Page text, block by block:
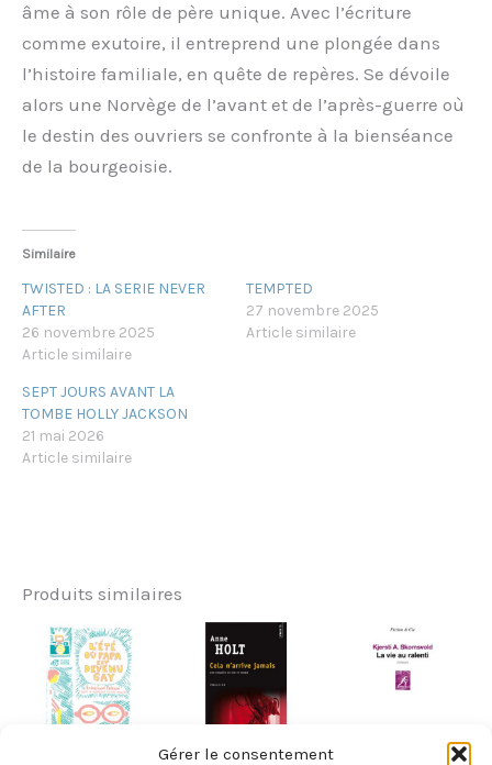
Gérer le consentement
âme à son rôle de père unique. Avec l’écriture
comme exutoire, il entreprend une plongée dans
l’histoire familiale, en quête de repères. Se dévoile
alors une Norvège de l’avant et de l’après-guerre où
le destin des ouvriers se confronte à la bienséance
de la bourgeoisie.
Similaire
TWISTED : LA SERIE NEVER
AFTER
26 novembre 2025
Article similaire
TEMPTED
27 novembre 2025
Article similaire
SEPT JOURS AVANT LA
TOMBE HOLLY JACKSON
21 mai 2026
Article similaire
Produits similaires